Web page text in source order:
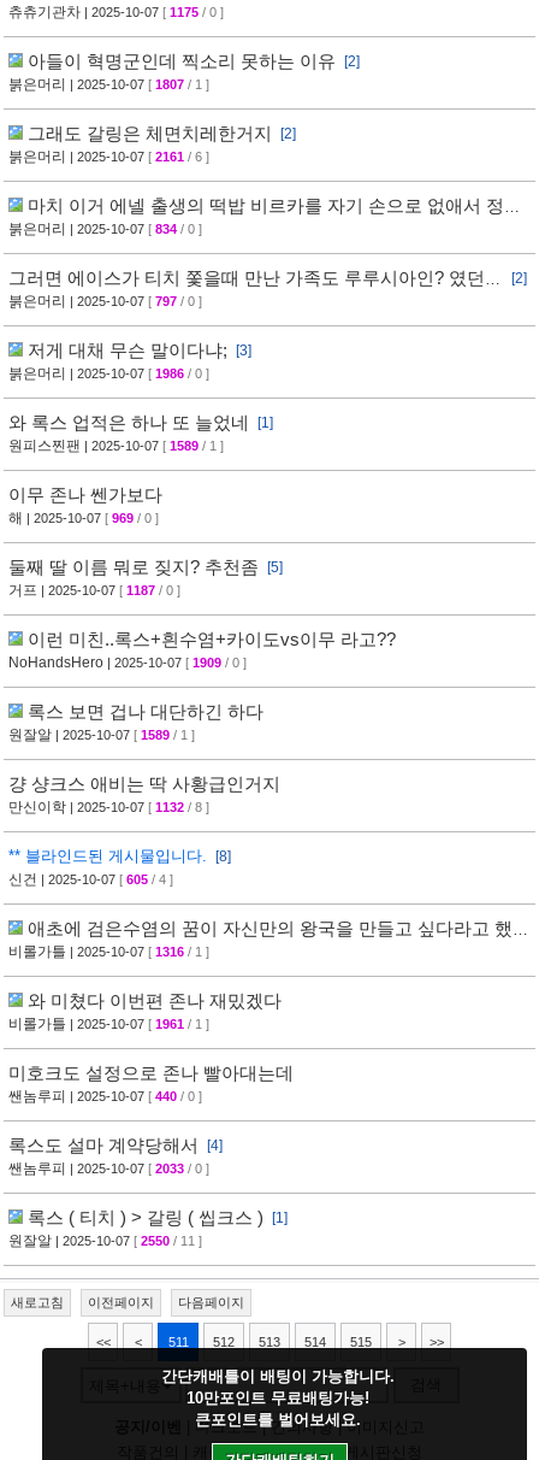
츄츄기관차 | 2025-10-07 [ 1175 / 0 ]
아들이 혁명군인데 찍소리 못하는 이유
[2]
붉은머리
| 2025-10-07 [ 1807 / 1 ]
그래도 갈링은 체면치레한거지
[2]
붉은머리
| 2025-10-07 [ 2161 / 6 ]
마치 이거 에넬 출생의 떡밥 비르카를 자기 손으로 없애서 정보
누설 막은거처럼
붉은머리 | 2025-10-07 [ 834 / 0 ]
그러면 에이스가 티치 쫓을때 만난 가족도 루루시아인? 였던거
임?
[2]
붉은머리
| 2025-10-07 [ 797 / 0 ]
저게 대채 무슨 말이다냐;
[3]
붉은머리
| 2025-10-07 [ 1986 / 0 ]
와 록스 업적은 하나 또 늘었네
[1]
원피스찐팬 | 2025-10-07 [ 1589 / 1 ]
이무 존나 쎈가보다
해 | 2025-10-07 [ 969 / 0 ]
둘째 딸 이름 뭐로 짖지? 추천좀
[5]
거프 | 2025-10-07 [ 1187 / 0 ]
이런 미친..록스+흰수염+카이도vs이무 라고??
NoHandsHero | 2025-10-07 [ 1909 / 0 ]
록스 보면 겁나 대단하긴 하다
원잘알 | 2025-10-07 [ 1589 / 1 ]
걍 샹크스 애비는 딱 사황급인거지
만신이학 | 2025-10-07 [ 1132 / 8 ]
** 블라인드된 게시물입니다.
[8]
신건 | 2025-10-07 [ 605 / 4 ]
애초에 검은수염의 꿈이 자신만의 왕국을 만들고 싶다라고 했을
때부터
비롤가틀 | 2025-10-07 [ 1316 / 1 ]
와 미쳤다 이번편 존나 재밌겠다
비롤가틀 | 2025-10-07 [ 1961 / 1 ]
미호크도 설정으로 존나 빨아대는데
쌘놈루피 | 2025-10-07 [ 440 / 0 ]
록스도 설마 계약당해서
[4]
쌘놈루피 | 2025-10-07 [ 2033 / 0 ]
록스 ( 티치 ) > 갈링 ( 씹크스 )
[1]
원잘알 | 2025-10-07 [ 2550 / 11 ]
새로고침 이전페이지 다음페이지
<< < 511 512 513 514 515 > >>
다크모드|건의사항|이미지신고
캐릭건의|기타디비|
간단캐배틀이 배팅이 가능합니다.
10만포인트 무료배팅가능!
큰포인트를 벌어보세요.